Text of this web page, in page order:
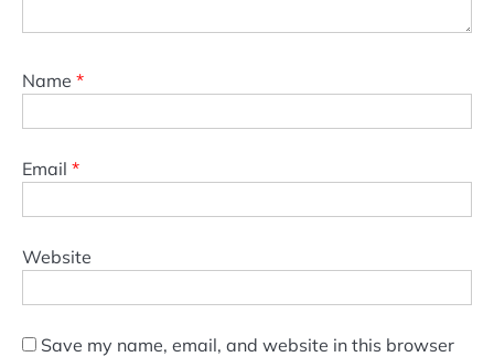
Name *
Email *
Website
Save my name, email, and website in this browser